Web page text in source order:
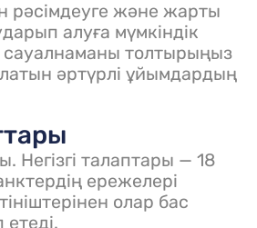
рәсімдеуге және жарты
алуға мүмкіндік
сауалнаманы толтырыңыз
әртүрлі ұйымдардың
Негізгі талаптары — 18
ережелері
олар бас